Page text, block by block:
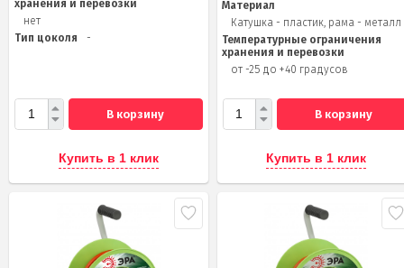
хранения и перевозки
нет
Тип цоколя
-
В корзину
Купить в 1 клик
Материал
Катушка - пластик, рама - металл
Температурные ограничения
хранения и перевозки
от -25 до +40 градусов
В корзину
Купить в 1 клик